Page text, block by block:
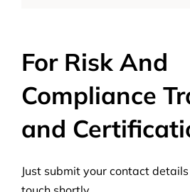
For Risk And
Compliance
and
Just submit your contact